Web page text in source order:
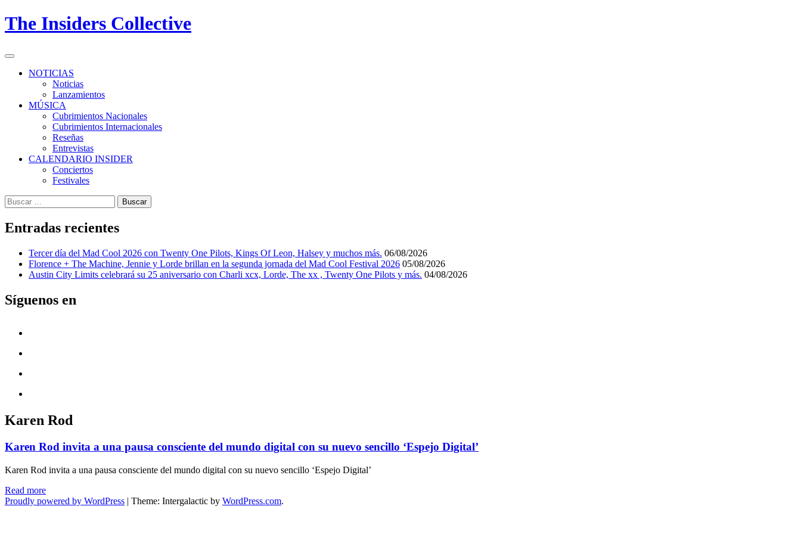
Skip
to
The Insiders Collective
Primary
NOTICIAS
Noticias
Lanzamientos
MÚSICA
Cubrimientos Nacionales
Cubrimientos Internacionales
Reseñas
Entrevistas
CALENDARIO INSIDER
Conciertos
Festivales
Buscar:
Entradas recientes
Tercer día del Mad Cool 2026 con Twenty One Pilots, Kings Of Leon, Halsey y muchos más. 06/08/2026
Florence + The Machine, Jennie y Lorde brillan en la segunda jornada del Mad Cool Festival 2026 05/08/2026
Austin City Limits celebrará su 25 aniversario con Charli xcx, Lorde, The xx , Twenty One Pilots y más. 04/08/2026
Síguenos en
Karen Rod
Karen Rod invita a una pausa consciente del mundo digital con su nuevo sencillo ‘Espejo Digital’
Karen Rod invita a una pausa consciente del mundo digital con su nuevo sencillo ‘Espejo Digital’
Read more"Karen
Rod
Proudly powered by WordPress | Theme: Intergalactic by WordPress.com.